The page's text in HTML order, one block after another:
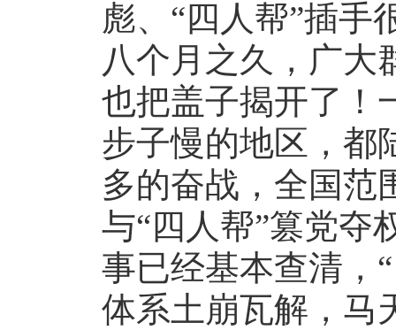
彪、“四人帮”插手
八个月之久，广大
也把盖子揭开了！
步子慢的地区，都
多的奋战，全国范
与“四人帮”篡党夺
事已经基本查清，
体系土崩瓦解，马